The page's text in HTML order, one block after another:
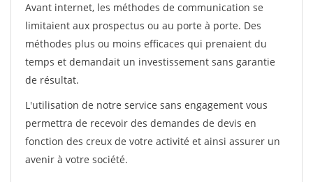
Avant internet, les méthodes de communication se
limitaient aux prospectus ou au porte à porte. Des
méthodes plus ou moins efficaces qui prenaient du
temps et demandait un investissement sans garantie
de résultat.
L'utilisation de notre service sans engagement vous
permettra de recevoir des demandes de devis en
fonction des creux de votre activité et ainsi assurer un
avenir à votre société.